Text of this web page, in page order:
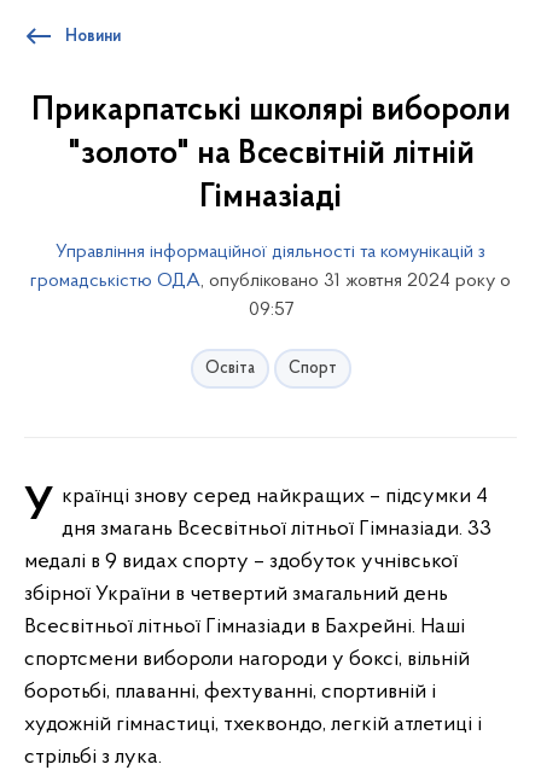
Новини
Прикарпатські школярі вибороли
"золото" на Всесвітній літній
Гімназіаді
Управління інформаційної діяльності та комунікацій з
громадськістю ОДА, опубліковано 31 жовтня 2024 року о
09:57
Освіта Спорт
Українці знову серед найкращих – підсумки 4 дня змагань Всесвітньої літньої Гімназіади. 33
медалі в 9 видах спорту – здобуток учнівської
збірної України в четвертий змагальний день
Всесвітньої літньої Гімназіади в Бахрейні. Наші
спортсмени вибороли нагороди у боксі, вільній
боротьбі, плаванні, фехтуванні, спортивній і
художній гімнастиці, тхеквондо, легкій атлетиці і
стрільбі з лука.